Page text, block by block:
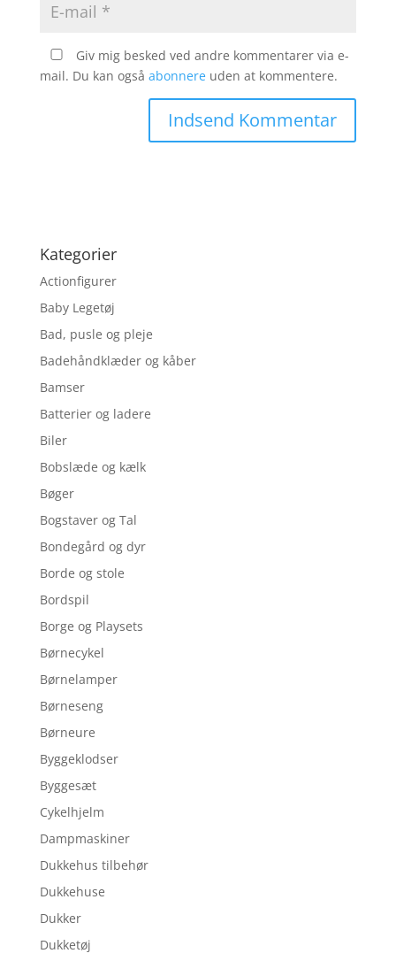
Giv mig besked ved andre kommentarer via e-
mail. Du kan også abonnereuden at kommentere.
Kategorier
Actionfigurer
Baby Legetøj
Bad, pusle og pleje
Badehåndklæder og kåber
Bamser
Batterier og ladere
Biler
Bobslæde og kælk
Bøger
Bogstaver og Tal
Bondegård og dyr
Borde og stole
Bordspil
Borge og Playsets
Børnecykel
Børnelamper
Børneseng
Børneure
Byggeklodser
Byggesæt
Cykelhjelm
Dampmaskiner
Dukkehus tilbehør
Dukkehuse
Dukker
Dukketøj